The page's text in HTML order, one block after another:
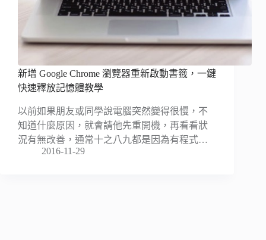
新增 Google Chrome 瀏覽器重新啟動書籤，一鍵
快速釋放記憶體教學
以前如果朋友或同學說電腦突然變得很慢，不
知道什麼原因，就會請他先重開機，再看看狀
況有無改善，通常十之八九都是因為有程式…
2016-11-29